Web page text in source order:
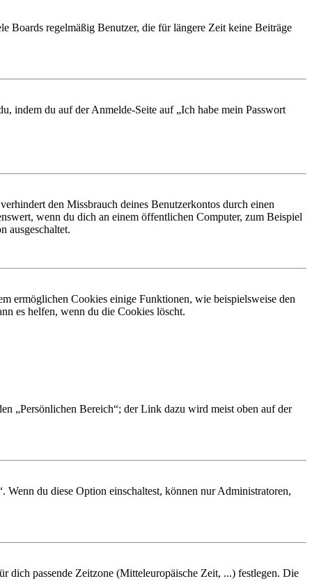
Boards regelmäßig Benutzer, die für längere Zeit keine Beiträge
indem du auf der Anmelde-Seite auf „Ich habe mein Passwort
den Missbrauch deines Benutzerkontos durch einen
wenn du dich an einem öffentlichen Computer, zum Beispiel
ausgeschaltet.
ermöglichen Cookies einige Funktionen, wie beispielsweise den
es helfen, wenn du die Cookies löscht.
„Persönlichen Bereich“; der Link dazu wird meist oben auf der
du diese Option einschaltest, können nur Administratoren,
dich passende Zeitzone (Mitteleuropäische Zeit, ...) festlegen. Die